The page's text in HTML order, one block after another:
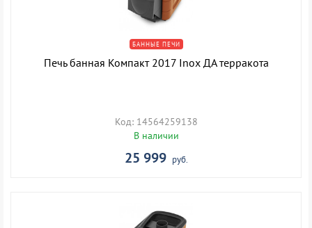
БАННЫЕ ПЕЧИ
Печь банная Компакт 2017 Inox ДА терракота
Код: 14564259138
В наличии
25 999 руб.